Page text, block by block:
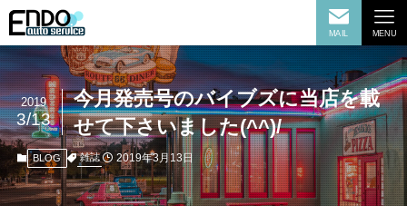
MAIL MENU
今月発売号のバイブズに当店を載
せて下さいました(^^)/
2019
3/13
BLOG 雑誌 2019年3月13日